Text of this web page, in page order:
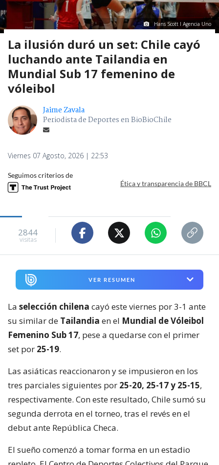
Hans Scott I Agencia Uno
La ilusión duró un set: Chile cayó
luchando ante Tailandia en
Mundial Sub 17 femenino de
vóleibol
Jaime Zavala
Periodista de Deportes en BioBioChile
Viernes 07 Agosto, 2026 | 22:53
Seguimos criterios de
Ética y transparencia de BBCL
2844
visitas
VER RESUMEN
La selección chilena cayó este viernes por 3-1 ante
su similar de Tailandia en el Mundial de Vóleibol
Femenino Sub 17, pese a quedarse con el primer
set por 25-19.
Las asiáticas reaccionaron y se impusieron en los
tres parciales siguientes por 25-20, 25-17 y 25-15,
respectivamente. Con este resultado, Chile sumó su
segunda derrota en el torneo, tras el revés en el
debut ante República Checa.
El sueño comenzó a tomar forma en un estadio